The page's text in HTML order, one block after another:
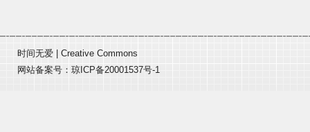
时间无爱
Creative Commons
网站备案号： 琼ICP备20001537号-1